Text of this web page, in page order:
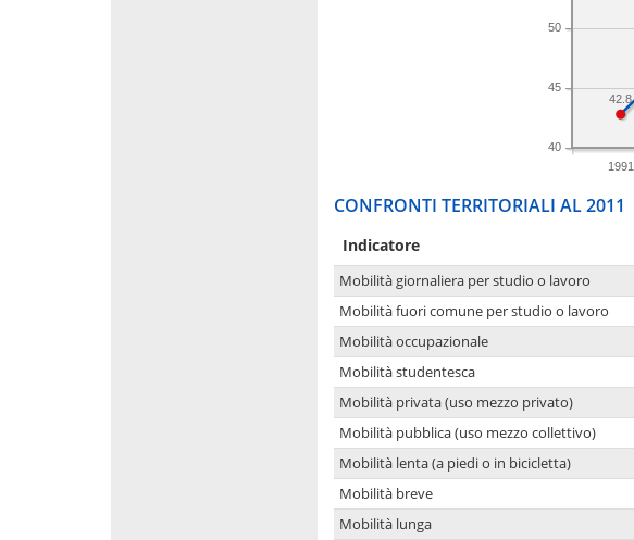
1991
40
45
50
42.8
CONFRONTI TERRITORIALI AL 2011
Indicatore
Mobilità giornaliera per studio o lavoro
Mobilità fuori comune per studio o lavoro
Mobilità occupazionale
Mobilità studentesca
Mobilità privata (uso mezzo privato)
Mobilità pubblica (uso mezzo collettivo)
Mobilità lenta (a piedi o in bicicletta)
Mobilità breve
Mobilità lunga